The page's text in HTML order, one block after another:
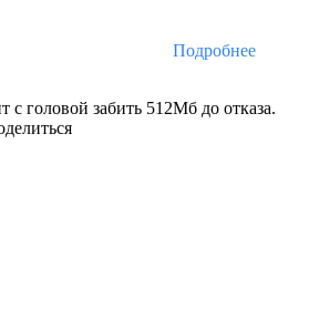
Подробнее
с головой забить 512Мб до отказа.